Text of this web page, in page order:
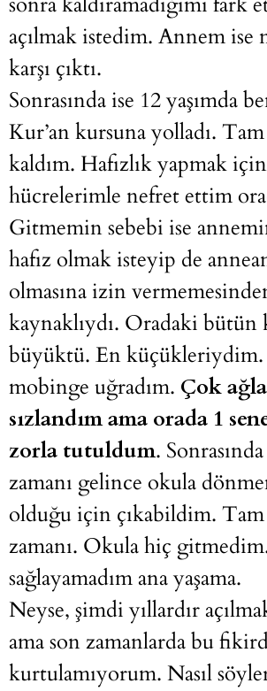
açılmak istedim. Annem ise
karşı çıktı.
Sonrasında ise 12 yaşımda
Kur’an kursuna yolladı.
kaldım. Hafızlık yapmak
hücrelerimle nefret ettim
Gitmemin sebebi ise
hafız olmak isteyip de
olmasına izin
kaynaklıydı. Oradaki bütün
büyüktü. En
mobinge uğradım. Çok
sızlandım ama orada 1
zorla tutuldum. Sonrasında
zamanı gelince okula
olduğu için çıkabildim.
zamanı. Okula hiç
sağlayamadım ana yaşama.
Neyse, şimdi yıllardır
ama son zamanlarda bu
kurtulamıyorum. Nasıl